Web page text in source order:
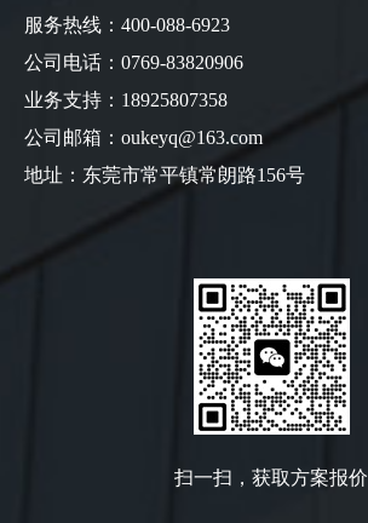
服务热线：400-088-6923
公司电话：0769-83820906
业务支持：18925807358
公司邮箱：oukeyq@163.com
地址：东莞市常平镇常朗路156号
扫一扫，获取方案报价